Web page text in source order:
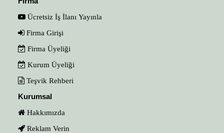
Ücretsiz İş İlanı Yayınla
Firma Girişi
Firma Üyeliği
Kurum Üyeliği
Teşvik Rehberi
Kurumsal
Hakkımızda
Reklam Verin